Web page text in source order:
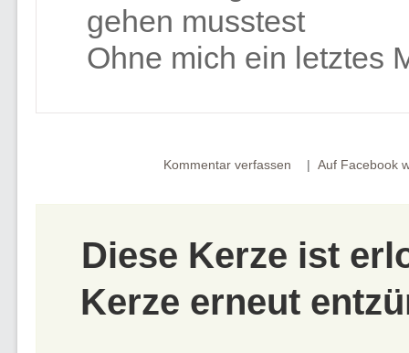
gehen musstest
Ohne mich ein letztes
Kommentar verfassen Auf Facebook
Diese Kerze ist
Kerze erneut